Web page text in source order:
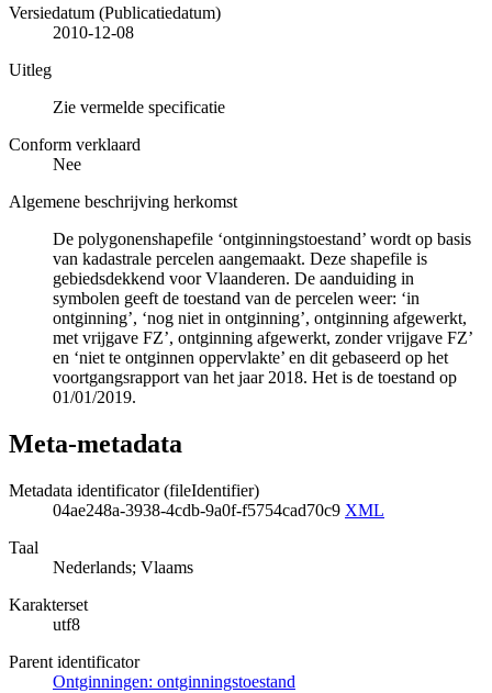
Versiedatum (Publicatiedatum)
2010-12-08
Uitleg
Zie vermelde specificatie
Conform verklaard
Nee
Algemene beschrijving herkomst
De polygonenshapefile ‘ontginningstoestand’ wordt op basis
van kadastrale percelen aangemaakt. Deze shapefile is
gebiedsdekkend voor Vlaanderen. De aanduiding in
symbolen geeft de toestand van de percelen weer: ‘in
ontginning’, ‘nog niet in ontginning’, ontginning afgewerkt,
met vrijgave FZ’, ontginning afgewerkt, zonder vrijgave FZ’
en ‘niet te ontginnen oppervlakte’ en dit gebaseerd op het
voortgangsrapport van het jaar 2018. Het is de toestand op
01/01/2019.
Meta-metadata
Metadata identificator (fileIdentifier)
04ae248a-3938-4cdb-9a0f-f5754cad70c9 XML
Taal
Nederlands; Vlaams
Karakterset
utf8
Parent identificator
Ontginningen: ontginningstoestand